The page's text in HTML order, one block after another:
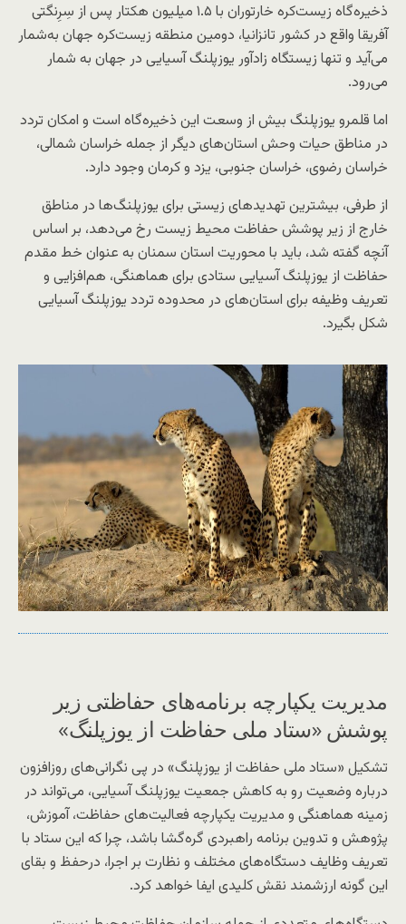
ذخیره‌گاه زیست‌کره خارتوران با ۱.۵ میلیون هکتار پس از سِرِنگتی
آفریقا واقع در کشور تانزانیا، دومین منطقه زیست‌کره جهان به‌شمار
می‌آید و تنها زیستگاه زادآور یوزپلنگ آسیایی در جهان به شمار
می‌رود.
اما قلمرو یوزپلنگ بیش از وسعت این ذخیره‌گاه است و امکان تردد
در مناطق حیات وحش استان‌های دیگر از جمله خراسان شمالی،
خراسان رضوی، خراسان جنوبی، یزد و کرمان وجود دارد.
از طرفی، بیشترین تهدیدهای زیستی برای یوزپلنگ‌ها در مناطق
خارج از زیر پوشش حفاظت محیط زیست رخ می‌دهد، بر اساس
آنچه گفته شد، باید با محوریت استان سمنان به عنوان خط مقدم
حفاظت از یوزپلنگ آسیایی ستادی برای هماهنگی، هم‌افزایی و
تعریف وظیفه برای استان‌های در محدوده تردد یوزپلنگ آسیایی
شکل بگیرد.
مدیریت یکپارچه برنامه‌های حفاظتی زیر
پوشش «ستاد ملی حفاظت از یوزپلنگ»
تشکیل «ستاد ملی حفاظت از یوزپلنگ» در پی نگرانی‌های روزافزون
درباره وضعیت رو به کاهش جمعیت یوزپلنگ آسیایی، می‌تواند در
زمینه هماهنگی و مدیریت یکپارچه فعالیت‌های حفاظت، آموزش،
پژوهش و تدوین برنامه راهبردی گره‌گشا باشد، چرا که این ستاد با
تعریف وظایف دستگاه‌های مختلف و نظارت بر اجرا، درحفظ و بقای
این گونه ارزشمند نقش کلیدی ایفا خواهد کرد.